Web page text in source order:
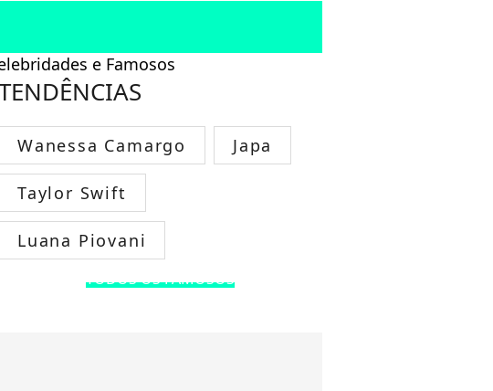
e Famosos
Wanessa Camargo Japa
Taylor Swift
Luana Piovani
TODOS OS FAMOSOS